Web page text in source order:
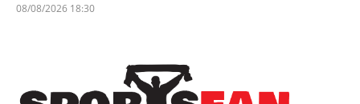
08/08/2026 18:30